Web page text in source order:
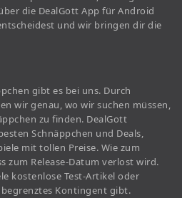
die DealGott App für Android
und wir bringen dir die
gibt es bei uns. Durch
wir genau, wo wir suchen müssen,
zu finden. DealGott
Schnäppchen und Deals,
mit tollen Preise. Wie zum
zum Release-Datum verlost wird.
kostenlose Test-Artikel oder
Kontingent gibt.